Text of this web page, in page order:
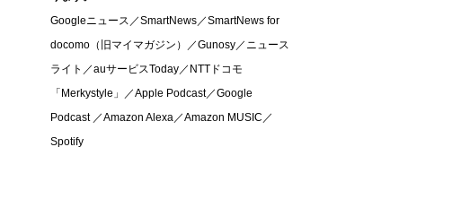
Googleニュース／SmartNews／SmartNews for
docomo（旧マイマガジン）／Gunosy／ニュース
ライト／auサービスToday／NTTドコモ
「Merkystyle」／Apple Podcast／Google
Podcast ／Amazon Alexa／Amazon MUSIC／
Spotify